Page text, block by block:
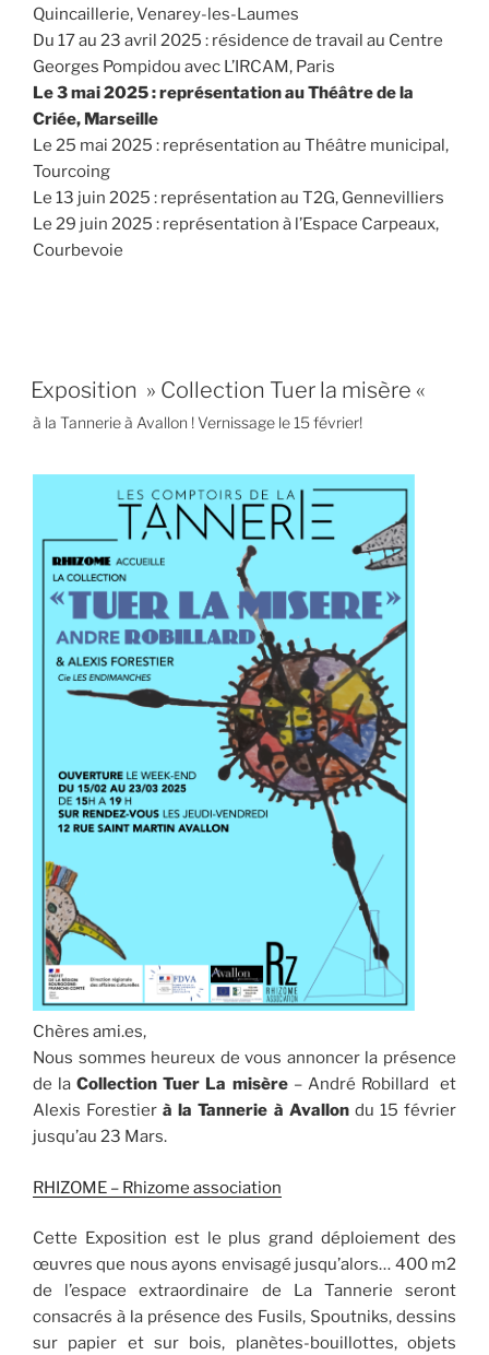
Quincaillerie, Venarey-les-Laumes
Du 17 au 23 avril 2025 : résidence de travail au Centre
Georges Pompidou avec L’IRCAM, Paris
Le 3 mai 2025 : représentation au Théâtre de la
Criée, Marseille
Le 25 mai 2025 : représentation au Théâtre municipal,
Tourcoing
Le 13 juin 2025 : représentation au T2G, Gennevilliers
Le 29 juin 2025 : représentation à l’Espace Carpeaux,
Courbevoie
Exposition » Collection Tuer la misère «
à la Tannerie à Avallon ! Vernissage le 15 février!
Chères ami.es,
Nous sommes heureux de vous annoncer la présence
de laCollection Tuer La misère– André Robillard et
Alexis Forestier à la Tannerie à Avallondu 15 février
jusqu’au 23 Mars.
RHIZOME – Rhizome association
Cette Exposition est le plus grand déploiement des
œuvres que nous ayons envisagé jusqu’alors… 400 m2
de l’espace extraordinaire de La Tannerie seront
consacrés à la présence des Fusils, Spoutniks, dessins
sur papier et sur bois, planètes-bouillottes, objets